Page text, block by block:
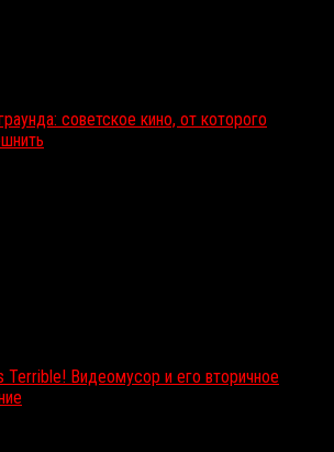
советское кино, от которого
Terrible! Видеомусор и его вторичное